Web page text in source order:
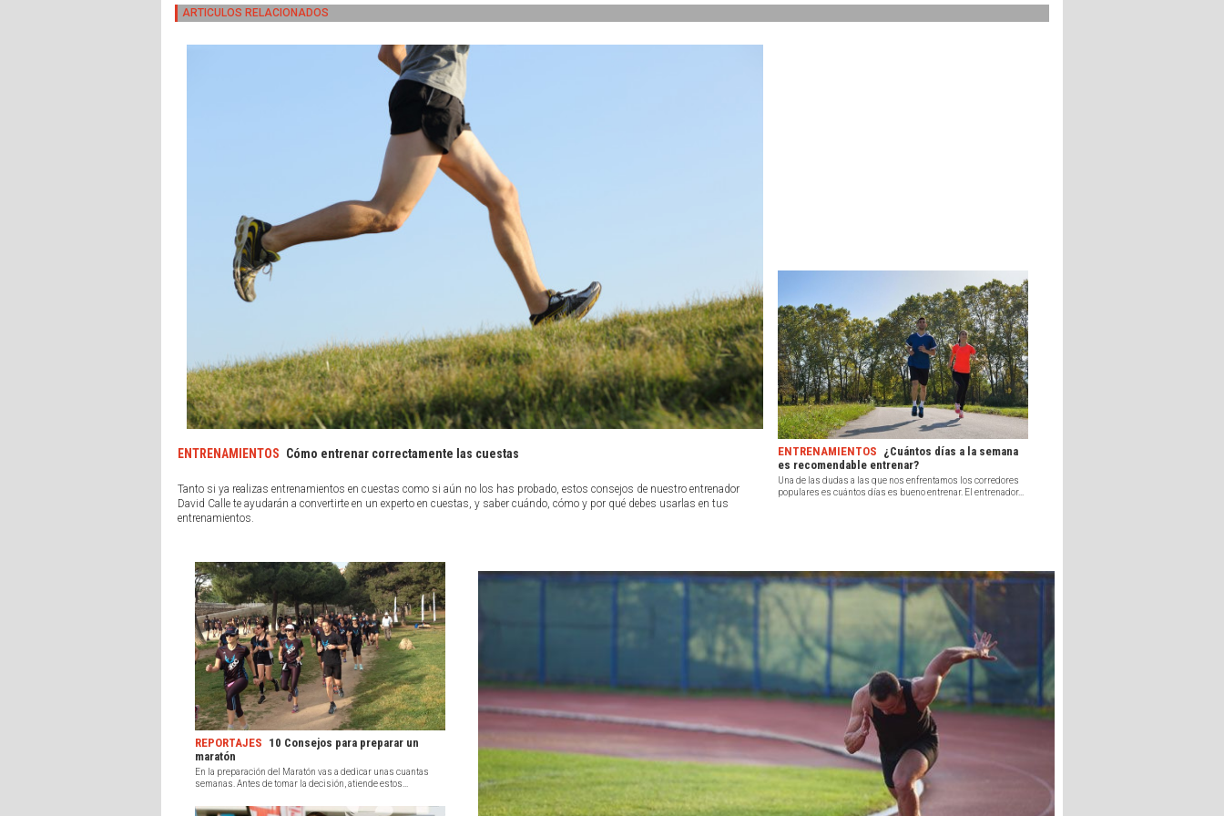
ARTICULOS RELACIONADOS
ENTRENAMIENTOS Cómo entrenar correctamente las cuestas
Tanto si ya realizas entrenamientos en cuestas como si aún no los has probado, estos consejos de nuestro entrenador
David Calle te ayudarán a convertirte en un experto en cuestas, y saber cuándo, cómo y por qué debes usarlas en tus
entrenamientos.
ENTRENAMIENTOS ¿Cuántos días a la semana
es recomendable entrenar?
Una de las dudas a las que nos enfrentamos los corredores
populares es cuántos días es bueno entrenar. El entrenador...
REPORTAJES 10 Consejos para preparar un
maratón
En la preparación del Maratón vas a dedicar unas cuantas
semanas. Antes de tomar la decisión, atiende estos...